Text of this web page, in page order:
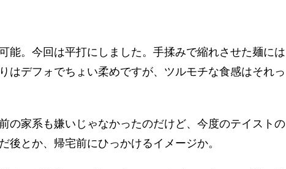
能。今回は平打にしました。手揉みで縮れさせた麺には
はデフォでちょい柔めですが、ツルモチな食感はそれっ
の家系も嫌いじゃなかったのだけど、今度のテイストの
とか、帰宅前にひっかけるイメージか。